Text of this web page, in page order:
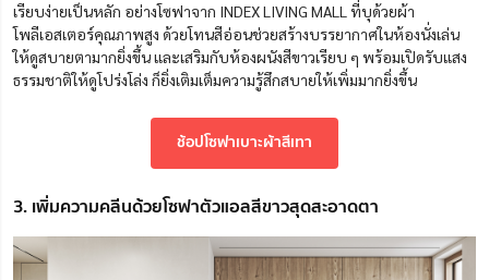
เรียบง่ายเป็นหลัก อย่างโซฟาจาก INDEX LIVING MALL ที่บุด้วยผ้า
โพลีเอสเตอร์คุณภาพสูง ด้วยโทนสีอ่อนช่วยสร้างบรรยากาศในห้องนั่งเล่น
ให้ดูสบายตามากยิ่งขึ้น และเสริมกับห้องผนังสีขาวเรียบ ๆ พร้อมเปิดรับแสง
ธรรมชาติให้ดูโปร่งโล่ง ก็ยิ่งเติมเต็มความรู้สึกสบายให้เพิ่มมากยิ่งขึ้น
ช้อปโซฟาเบาะผ้าสีเทา
3. เพิ่มความคลีนด้วยโซฟาตัวแอลสีขาวสุดสะอาดตา